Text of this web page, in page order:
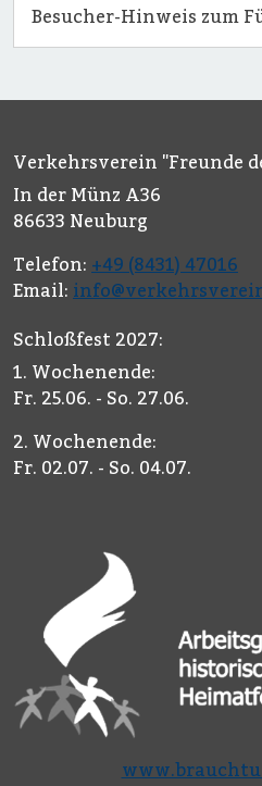
Besucher-Hinweis zum
Verkehrsverein "Freunde
In der Münz A36
86633 Neuburg
Telefon: +49 (8431) 47016
Email:
Schloßfest 2027:
1. Wochenende:
Fr. 25.06. - So. 27.06.
2. Wochenende:
Fr. 02.07. - So. 04.07.